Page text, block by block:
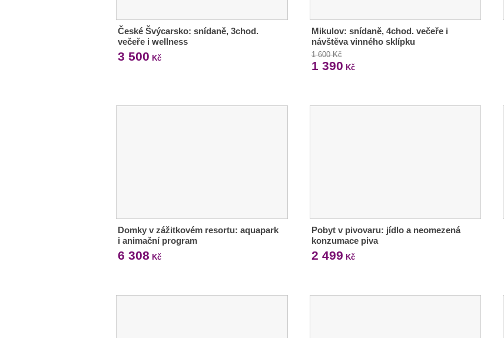
České Švýcarsko: snídaně, 3chod.
večeře i wellness
3 500 Kč
Mikulov: snídaně, 4chod. večeře i
návštěva vinného sklípku
1 600 Kč
1 390 Kč
Domky v zážitkovém resortu: aquapark
i animační program
6 308 Kč
Pobyt v pivovaru: jídlo a neomezená
konzumace piva
2 499 Kč